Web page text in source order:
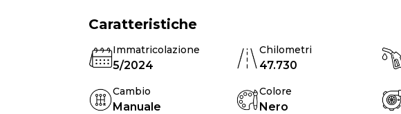
Caratteristiche
Immatricolazione
5/2024
Chilometri
47.730
Cambio
Manuale
Colore
Nero